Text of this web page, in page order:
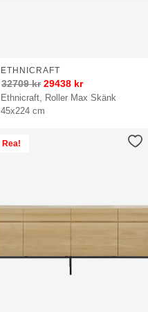
Ethnicraft, Roller Max Skänk
45x224 cm
ETHNICRAFT
32709kr 29438 kr
Rea!